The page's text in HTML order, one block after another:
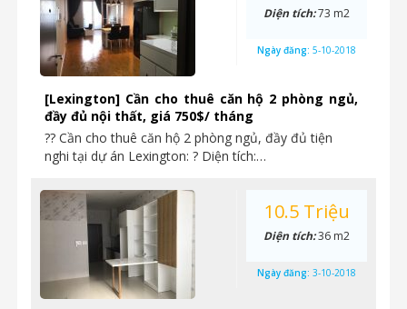
[Lexington] Cần cho thuê căn hộ 2 phòng ngủ,
đầy đủ nội thất, giá 750$/ tháng
?? Cần cho thuê căn hộ 2 phòng ngủ, đầy đủ tiện
nghi tại dự án Lexington: ? Diện tích:…
Diện tích:73 m2
Ngày đăng: 5-10-2018
10.5 Triệu
Diện tích:36 m2
Ngày đăng: 3-10-2018